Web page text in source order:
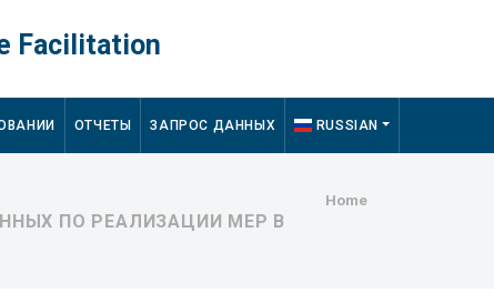
Facilitation
ОТЧЕТЫ ЗАПРОС ДАННЫХ RUSSIAN
Home
ПО РЕАЛИЗАЦИИ МЕР В